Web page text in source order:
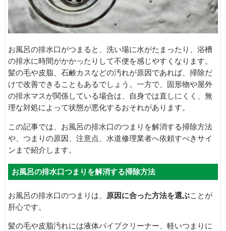
お風呂の排水口がつまると、洗い場に水がたまったり、浴槽
の排水に時間がかかったりして不便を感じやすくなります。
髪の毛や皮脂、石鹸カスなどの汚れが原因であれば、掃除だ
けで改善できることもあるでしょう。一方で、固形物や屋外
の排水マスが関係している場合は、自身では直しにくく、無
理な対処によって状態が悪化するおそれがあります。
この記事では、お風呂の排水口のつまりを解消する掃除方法
や、つまりの原因、注意点、水道修理業者へ依頼すべきサイ
ンまで紹介します。
お風呂の排水口つまりを解消する掃除方法
お風呂の排水口のつまりは、 原因に合った方法を選ぶことが
肝心です。
髪の毛や皮脂汚れには液体パイプクリーナー、軽いつまりに